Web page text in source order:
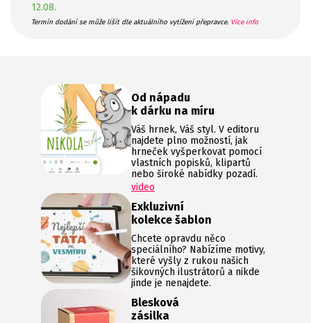
12.08.
Termín dodání se může lišit dle aktuálního vytížení přepravce. Více info
Od nápadu
k dárku na míru
Váš hrnek, Váš styl. V editoru
najdete plno možností, jak
hrneček vyšperkovat pomocí
vlastních popisků, klipartů
nebo široké nabídky pozadí.
video
Exkluzivní
kolekce šablon
Chcete opravdu něco
speciálního? Nabízíme motivy,
které vyšly z rukou našich
šikovných ilustrátorů a nikde
jinde je nenajdete.
Blesková
zásilka